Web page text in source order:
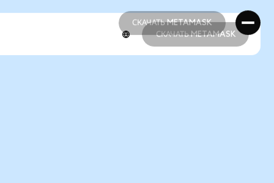
СКАЧАТЬ METAMASK
СКАЧАТЬ METAMASK
СКАЧАТЬ METAMASK